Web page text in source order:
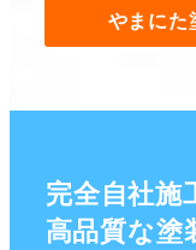
やまにた
完全自社施
高品質な塗